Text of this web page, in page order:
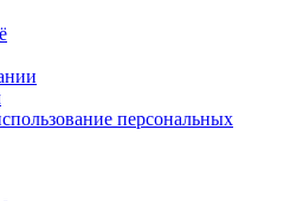
персональных